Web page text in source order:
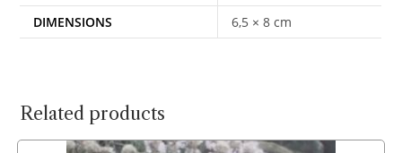
DIMENSIONS
6,5 × 8 cm
Related products